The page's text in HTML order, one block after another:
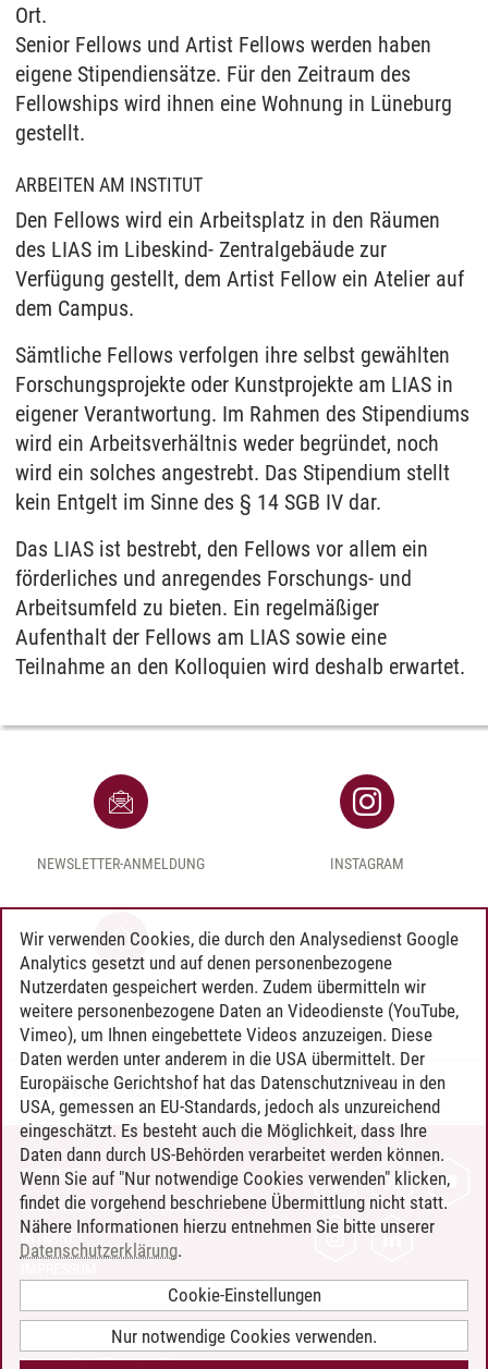
Ort.
Senior Fellows und Artist Fellows werden haben
eigene Stipendiensätze. Für den Zeitraum des
Fellowships wird ihnen eine Wohnung in Lüneburg
gestellt.
ARBEITEN AM INSTITUT
Den Fellows wird ein Arbeitsplatz in den Räumen
des LIAS im Libeskind- Zentralgebäude zur
Verfügung gestellt, dem Artist Fellow ein Atelier auf
dem Campus.
Sämtliche Fellows verfolgen ihre selbst gewählten
Forschungsprojekte oder Kunstprojekte am LIAS in
eigener Verantwortung. Im Rahmen des Stipendiums
wird ein Arbeitsverhältnis weder begründet, noch
wird ein solches angestrebt. Das Stipendium stellt
kein Entgelt im Sinne des § 14 SGB IV dar.
Das LIAS ist bestrebt, den Fellows vor allem ein
förderliches und anregendes Forschungs- und
Arbeitsumfeld zu bieten. Ein regelmäßiger
Aufenthalt der Fellows am LIAS sowie eine
Teilnahme an den Kolloquien wird deshalb erwartet.
NEWSLETTER-ANMELDUNG INSTAGRAM
WHATSAPP
Christine Kramer/12.03.2026
KONTAKT
LEUPHANA ALS ARBEITGEBER
INTRANET
BARRIEREFREIHEIT
COOKIE-EINSTELLUNGEN
Wir verwenden Cookies, die durch den Analysedienst Google
Analytics gesetzt und auf denen personenbezogene
Nutzerdaten gespeichert werden. Zudem übermitteln wir
weitere personenbezogene Daten an Videodienste (YouTube,
Vimeo), um Ihnen eingebettete Videos anzuzeigen. Diese
Daten werden unter anderem in die USA übermittelt. Der
Europäische Gerichtshof hat das Datenschutzniveau in den
USA, gemessen an EU-Standards, jedoch als unzureichend
eingeschätzt. Es besteht auch die Möglichkeit, dass Ihre
Daten dann durch US-Behörden verarbeitet werden können.
Wenn Sie auf "Nur notwendige Cookies verwenden" klicken,
findet die vorgehend beschriebene Übermittlung nicht statt.
Nähere Informationen hierzu entnehmen Sie bitte unserer
Datenschutzerklärung.
Cookie-Einstellungen
Nur notwendige Cookies verwenden.